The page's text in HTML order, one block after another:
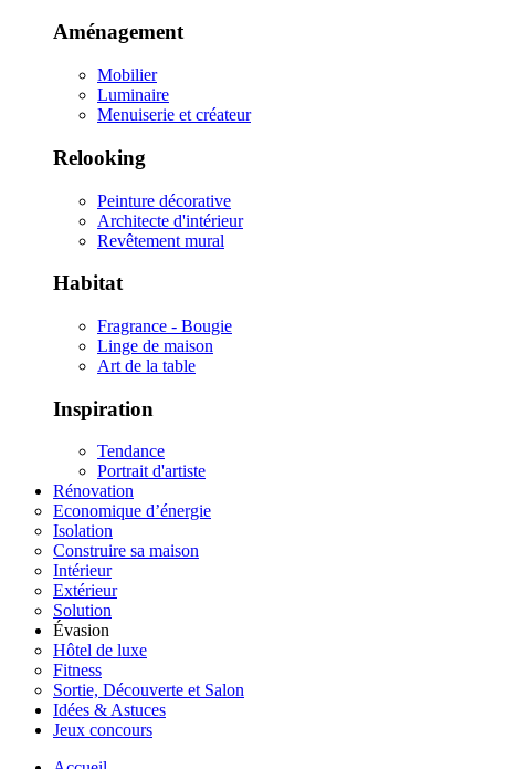
Aménagement
Mobilier
Luminaire
Menuiserie et créateur
Relooking
Peinture décorative
Architecte d'intérieur
Revêtement mural
Habitat
Fragrance - Bougie
Linge de maison
Art de la table
Inspiration
Tendance
Portrait d'artiste
Rénovation
Economique d’énergie
Isolation
Construire sa maison
Intérieur
Extérieur
Solution
Évasion
Hôtel de luxe
Fitness
Sortie, Découverte et Salon
Idées & Astuces
Jeux concours